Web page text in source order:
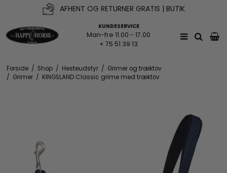
AFHENT OG RETURNER GRATIS | BUTIK
KUNDESERVICE
Man-fre 11.00 - 17.00
+ 75 51 39 13
Forside / Shop / Hesteudstyr / Grimer og træktov
/ Grimer / KINGSLAND Classic grime med træktov